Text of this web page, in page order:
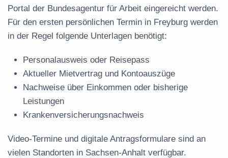
Portal der Bundesagentur für Arbeit eingereicht werden.
Für den ersten persönlichen Termin in Freyburg werden
in der Regel folgende Unterlagen benötigt:
Personalausweis oder Reisepass
Aktueller Mietvertrag und Kontoauszüge
Nachweise über Einkommen oder bisherige
Leistungen
Krankenversicherungsnachweis
Video-Termine und digitale Antragsformulare sind an
vielen Standorten in Sachsen-Anhalt verfügbar.